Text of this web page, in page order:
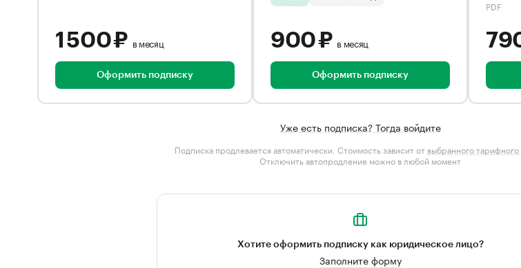
1 500 ₽ в месяц
Оформить подписку
900 ₽ в месяц
Оформить подписку
PDF
Уже есть подписка? Тогда войдите
Подписка продлевается автоматически. Стоимость зависит от выбранного тарифного
Отключить автопродление можно в любой момент
Хотите оформить подписку как юридическое лицо?
Заполните форму